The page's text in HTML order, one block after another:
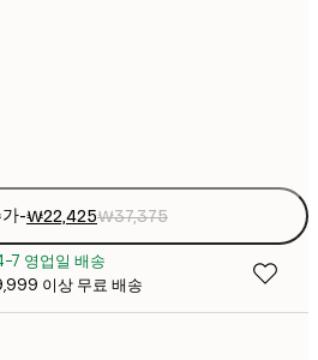
-₩22,425₩37,375
7 영업일 배송
이상 무료 배송